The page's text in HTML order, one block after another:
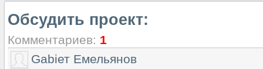
Обсудить проект:
Комментариев: 1
Gabiет Емельянов